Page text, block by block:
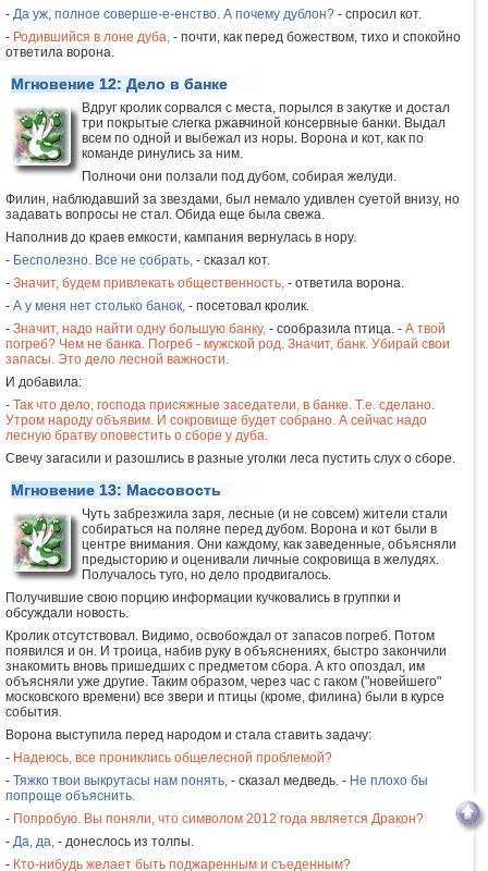
- Да уж, полное соверше-е-енство. А почему дублон? - спросил кот.
- Родившийся в лоне дуба, - почти, как перед божеством, тихо и спокойно
ответила ворона.
Мгновение 12: Дело в банке
Вдруг кролик сорвался с места, порылся в закутке и достал
три покрытые слегка ржавчиной консервные банки. Выдал
всем по одной и выбежал из норы. Ворона и кот, как по
команде ринулись за ним.
Полночи они ползали под дубом, собирая желуди.
Филин, наблюдавший за звездами, был немало удивлен суетой внизу, но
задавать вопросы не стал. Обида еще была свежа.
Наполнив до краев емкости, кампания вернулась в нору.
- Бесполезно. Все не собрать, - сказал кот.
- Значит, будем привлекать общественность, - ответила ворона.
- А у меня нет столько банок, - посетовал кролик.
- Значит, надо найти одну большую банку, - сообразила птица. - А твой
погреб? Чем не банка. Погреб - мужской род. Значит, банк. Убирай свои
запасы. Это дело лесной важности.
И добавила:
- Так что дело, господа присяжные заседатели, в банке. Т.е. сделано.
Утром народу объявим. И сокровище будет собрано. А сейчас надо
лесную братву оповестить о сборе у дуба.
Свечу загасили и разошлись в разные уголки леса пустить слух о сборе.
Мгновение 13: Массовость
Чуть забрезжила заря, лесные (и не совсем) жители стали
собираться на поляне перед дубом. Ворона и кот были в
центре внимания. Они каждому, как заведенные, объясняли
предысторию и оценивали личные сокровища в желудях.
Получалось туго, но дело продвигалось.
Получившие свою порцию информации кучковались в группки и
обсуждали новость.
Кролик отсутствовал. Видимо, освобождал от запасов погреб. Потом
появился и он. И троица, набив руку в объяснениях, быстро закончили
знакомить вновь пришедших с предметом сбора. А кто опоздал, им
объясняли уже другие. Таким образом, через час с гаком ("новейшего"
московского времени) все звери и птицы (кроме, филина) были в курсе
события.
Ворона выступила перед народом и стала ставить задачу:
- Надеюсь, все прониклись общелесной проблемой?
- Тяжко твои выкрутасы нам понять, - сказал медведь. - Не плохо бы
попроще объяснить.
- Попробую. Вы поняли, что символом 2012 года является Дракон?
- Да, да, - донеслось из толпы.
- Кто-нибудь желает быть поджаренным и съеденным?